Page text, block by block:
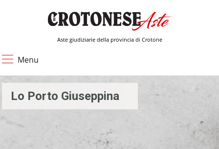
Aste giudiziarie della provincia di Crotone
Menu
Lo Porto Giuseppina